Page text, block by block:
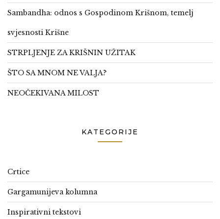
Sambandha: odnos s Gospodinom Krišnom, temelj
svjesnosti Krišne
STRPLJENJE ZA KRIŠNIN UŽITAK
ŠTO SA MNOM NE VALJA?
NEOČEKIVANA MILOST
KATEGORIJE
Crtice
Gargamunijeva kolumna
Inspirativni tekstovi